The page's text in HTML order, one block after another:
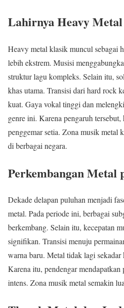
Lahirnya Heavy
Heavy metal klasik muncul sebagai
lebih ekstrem. Musisi
struktur lagu kompleks. Selain itu,
khas utama. Transisi dari hard rock
kuat. Gaya vokal tinggi dan
genre ini. Karena pengaruh
penggemar setia. Zona musik metal
di berbagai negara.
Perkembangan Metal
Dekade delapan puluhan menjadi
metal. Pada periode ini, berbagai
berkembang. Selain itu, kecepatan
signifikan. Transisi menuju
warna baru. Metal tidak lagi
Karena itu, pendengar
intens. Zona musik metal semakin